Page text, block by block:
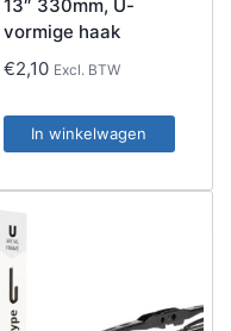
13″ 330mm, U-
vormige haak
€2,10 Excl. BTW
In winkelwagen